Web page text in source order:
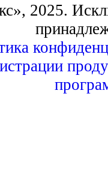
2025.